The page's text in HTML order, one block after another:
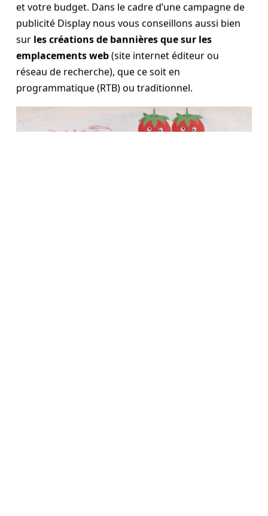
et votre budget. Dans le cadre d’une campagne de
publicité Display nous vous conseillons aussi bien
surles créations de bannières que sur les
emplacements web(site internet éditeur ou
réseau de recherche), que ce soit en
programmatique (RTB) ou traditionnel.